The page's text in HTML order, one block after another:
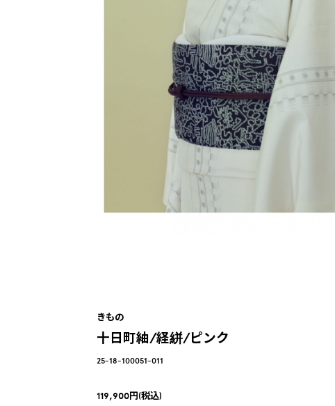
きもの
十日町紬/経絣/ピンク
25-18-100051-011
119,900円(税込)